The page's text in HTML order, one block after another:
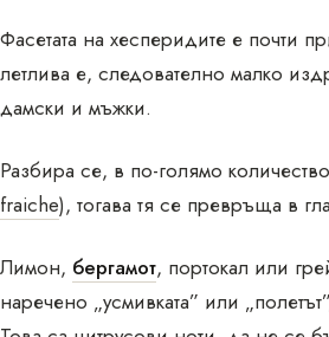
Фасетата на хесперидите е почти
летлива е, следователно малко
дамски и мъжки.
Разбира се, в по-голямо
fraiche), тогава тя се превръща в
Лимон, бергамот, портокал или
наречено „усмивката” или